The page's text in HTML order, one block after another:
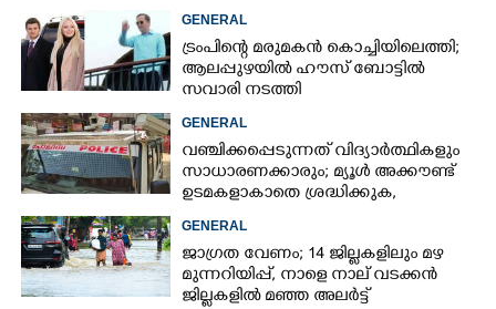
GENERAL
ട്രംപിന്റെ മരുമകൻ കൊച്ചിയിലെത്തി;
ആലപ്പുഴയിൽ ഹൗസ് ബോട്ടിൽ
സവാരി നടത്തി
GENERAL
വഞ്ചിക്കപ്പെടുന്നത് വിദ്യാർത്ഥികളും
സാധാരണക്കാരും; മ്യൂൾ അക്കൗണ്ട്
ഉടമകളാകാതെ ശ്രദ്ധിക്കുക,
GENERAL
ജാഗ്രത വേണം; 14 ജില്ലകളിലും മഴ
മുന്നറിയിപ്പ്, നാളെ നാല് വടക്കൻ
ജില്ലകളിൽ മഞ്ഞ അലർട്ട്